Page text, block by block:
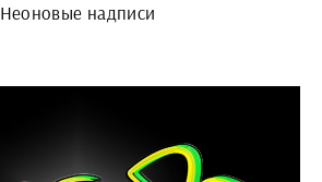
Неоновые надписи